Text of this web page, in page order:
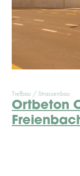
Tiefbau / Strassenbau
Ortbeton